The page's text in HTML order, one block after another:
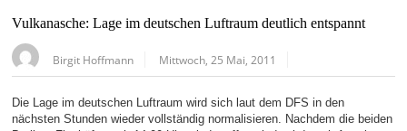
Vulkanasche: Lage im deutschen Luftraum deutlich entspannt
Birgit Hoffmann Mittwoch, 25 Mai, 2011
Die Lage im deutschen Luftraum wird sich laut dem DFS in den
nächsten Stunden wieder vollständig normalisieren. Nachdem die beiden